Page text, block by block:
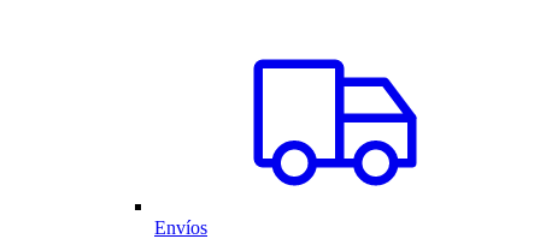
Envíos